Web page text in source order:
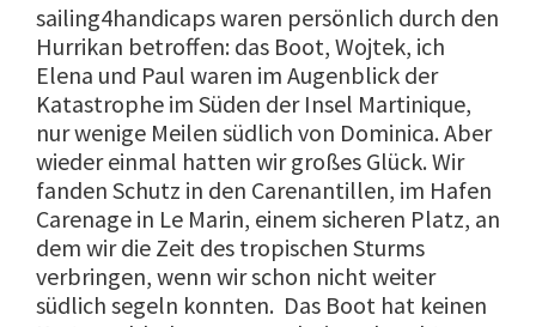
sailing4handicaps waren persönlich durch den
Hurrikan betroffen: das Boot, Wojtek, ich
Elena und Paul waren im Augenblick der
Katastrophe im Süden der Insel Martinique,
nur wenige Meilen südlich von Dominica. Aber
wieder einmal hatten wir großes Glück. Wir
fanden Schutz in den Carenantillen, im Hafen
Carenage in Le Marin, einem sicheren Platz, an
dem wir die Zeit des tropischen Sturms
verbringen, wenn wir schon nicht weiter
südlich segeln konnten. Das Boot hat keinen